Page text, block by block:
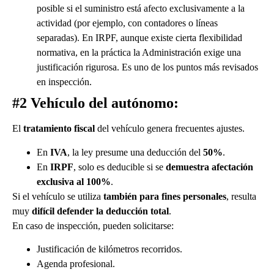
posible si el suministro está afecto exclusivamente a la
actividad (por ejemplo, con contadores o líneas
separadas). En IRPF, aunque existe cierta flexibilidad
normativa, en la práctica la Administración exige una
justificación rigurosa. Es uno de los puntos más revisados
en inspección.
#2 Vehículo del autónomo:
El tratamiento fiscal del vehículo genera frecuentes ajustes.
En IVA, la ley presume una deducción del 50%.
En IRPF, solo es deducible si se demuestra afectación
exclusiva al 100%.
Si el vehículo se utiliza también para fines personales, resulta
muy difícil defender la deducción total.
En caso de inspección, pueden solicitarse:
Justificación de kilómetros recorridos.
Agenda profesional.